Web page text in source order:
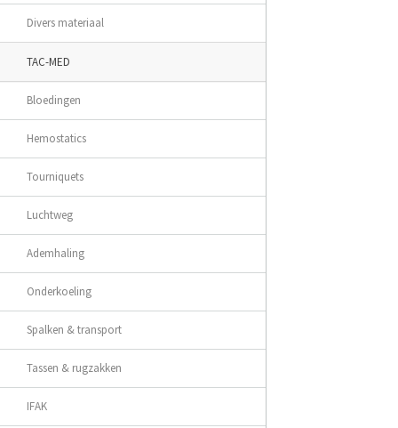
Divers materiaal
TAC-MED
Bloedingen
Hemostatics
Tourniquets
Luchtweg
Ademhaling
Onderkoeling
Spalken & transport
Tassen & rugzakken
IFAK